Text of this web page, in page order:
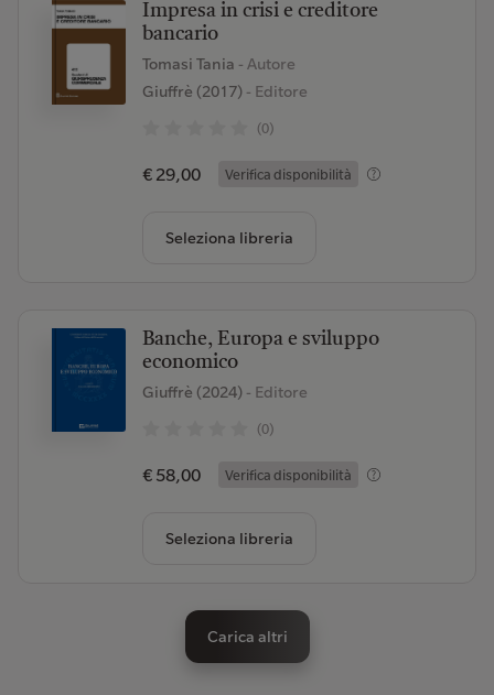
Impresa in crisi e creditore
bancario
Tomasi Tania - Autore
Giuffrè (2017)- Editore
(0)
€ 29,00 Verifica disponibilità
Seleziona libreria
Banche, Europa e sviluppo
economico
Giuffrè (2024)- Editore
(0)
€ 58,00 Verifica disponibilità
Seleziona libreria
Carica altri